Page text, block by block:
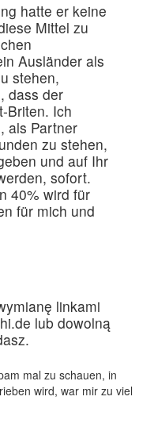
hatte er keine
Mittel zu
Ausländer als
stehen,
dass der
Briten. Ich
als Partner
zu stehen,
und auf Ihr
sofort.
40% wird für
für mich und
linkami
lub dowolną
mal zu schauen, in
wird, war mir zu viel